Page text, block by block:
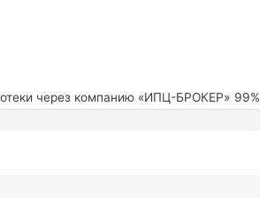
через компанию «ИПЦ-БРОКЕР» 99%